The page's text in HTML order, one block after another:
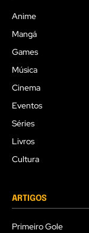
Anime
Mangá
Games
Música
Cinema
Eventos
Séries
Livros
Cultura
ARTIGOS
Primeiro Gole